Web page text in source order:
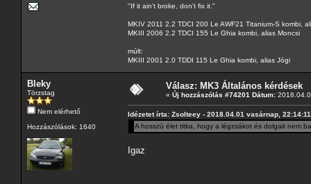
"If it ain't broke, don't fix it."
MKIV 2011 2.2 TDCI 200 Le AWF21 Titanium-S kombi,
MKIII 2006 2.2 TDCI 155 Le Ghia kombi, alias Moncsi
múlt:
MKIII 2001 2.0 TDDI 115 Le Ghia kombi, alias Jógi
Bleky
Törzstag
Nem elérhető
Hozzászólások: 1640
Válasz: MK3 Általános kérdések
« Új hozzászólás #74201 Dátum:
Idézetet írta: Zsolteey - 2018.04.01 vasárnap, 22:14:11
A hosszú élet titka, hogy a légzsákot és dolgait nem
Igaz